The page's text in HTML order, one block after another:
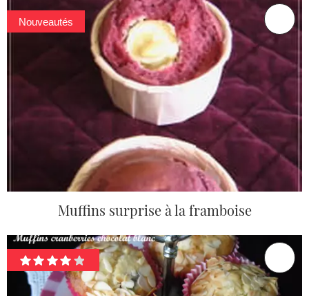
Nouveautés
Muffins surprise à la framboise